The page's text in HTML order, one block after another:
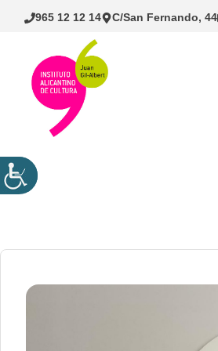
Saltar
965 12 12 14 C/San Fernando, 44